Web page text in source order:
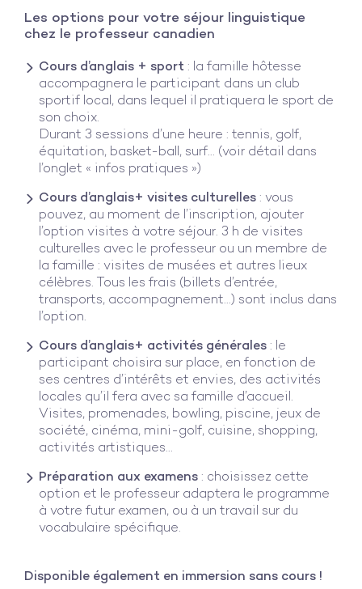
Les options pour votre séjour linguistique
chez le professeur canadien
Cours d’anglais + sport : la famille hôtesse
accompagnera le participant dans un club
sportif local, dans lequel il pratiquera le sport de
son choix.
Durant 3 sessions d’une heure : tennis, golf,
équitation, basket-ball, surf… (voir détail dans
l’onglet « infos pratiques »)
Cours d’anglais+ visites culturelles : vous
pouvez, au moment de l’inscription, ajouter
l’option visites à votre séjour. 3 h de visites
culturelles avec le professeur ou un membre de
la famille : visites de musées et autres lieux
célèbres. Tous les frais (billets d’entrée,
transports, accompagnement…) sont inclus dans
l’option.
Cours d’anglais+ activités générales : le
participant choisira sur place, en fonction de
ses centres d’intérêts et envies, des activités
locales qu’il fera avec sa famille d’accueil.
Visites, promenades, bowling, piscine, jeux de
société, cinéma, mini-golf, cuisine, shopping,
activités artistiques…
Préparation aux examens : choisissez cette
option et le professeur adaptera le programme
à votre futur examen, ou à un travail sur du
vocabulaire spécifique.
Disponible également en immersion sans cours !